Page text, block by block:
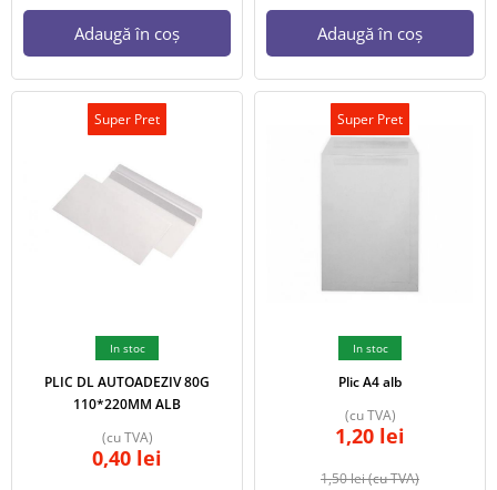
Adaugă în coș Adaugă în coș
Super Pret
In stoc
PLIC DL AUTOADEZIV 80G
110*220MM ALB
0,40 lei
(cu TVA)
Super Pret
In stoc
Plic A4 alb
1,50lei(cu TVA)
1,20 lei
(cu TVA)